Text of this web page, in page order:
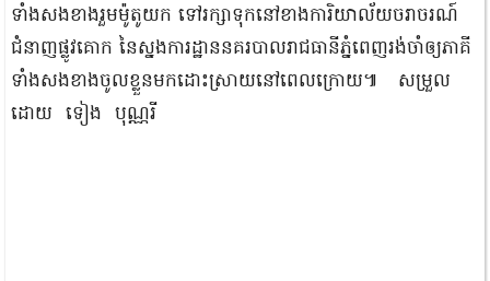
ទាំងសងខាងរួមម៉ូតូយក ទៅរក្សាទុកនៅខាងការិយាល័យចរាចរណ៍
ជំនាញផ្លូវគោក នៃស្នងការដ្ឋាននគរបាលរាជធានីភ្នំពេញរង់ចាំឲ្យភាគី
ទាំងសងខាងចូលខ្លួនមកដោះស្រាយនៅពេលក្រោយ៕ សម្រួល
ដោយ ទៀង បុណ្ណរី